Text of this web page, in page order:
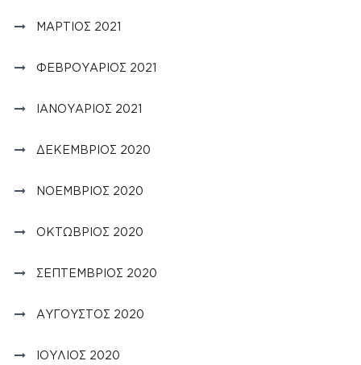
ΜΆΡΤΙΟΣ 2021
ΦΕΒΡΟΥΆΡΙΟΣ 2021
ΙΑΝΟΥΆΡΙΟΣ 2021
ΔΕΚΈΜΒΡΙΟΣ 2020
ΝΟΈΜΒΡΙΟΣ 2020
ΟΚΤΏΒΡΙΟΣ 2020
ΣΕΠΤΈΜΒΡΙΟΣ 2020
ΑΎΓΟΥΣΤΟΣ 2020
ΙΟΎΛΙΟΣ 2020